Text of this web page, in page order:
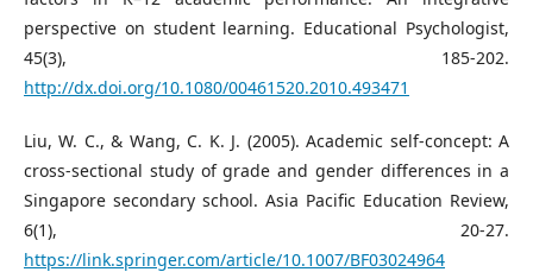
perspective on student learning. Educational Psychologist,
45(3), 185-202.
http://dx.doi.org/10.1080/00461520.2010.493471
Liu, W. C., & Wang, C. K. J. (2005). Academic self-concept: A
cross-sectional study of grade and gender differences in a
Singapore secondary school. Asia Pacific Education Review,
6(1), 20-27.
https://link.springer.com/article/10.1007/BF03024964